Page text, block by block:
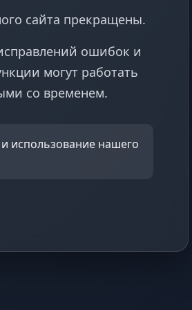
сайта прекращены.
ошибок и
могут работать
со временем.
использование нашего